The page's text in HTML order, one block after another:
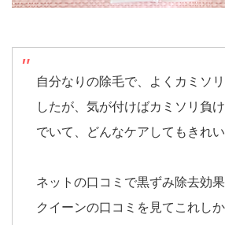
自分なりの除毛で、よくカミソ
したが、気が付けばカミソリ負
でいて、どんなケアしてもきれ
ネットの口コミで黒ずみ除去効
クイーンの口コミを見てこれし